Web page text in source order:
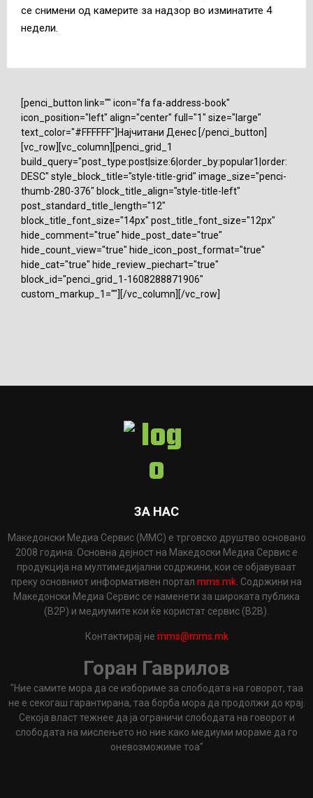
се снимени од камерите за надзор во изминатите 4
недели.
[penci_button link="" icon="fa fa-address-book"
icon_position="left" align="center" full="1" size="large"
text_color="#FFFFFF"]Најчитани Денес [/penci_button]
[vc_row][vc_column][penci_grid_1
build_query="post_type:post|size:6|order_by:popular1|order:
DESC" style_block_title="style-title-grid" image_size="penci-
thumb-280-376" block_title_align="style-title-left"
post_standard_title_length="12"
block_title_font_size="14px" post_title_font_size="12px"
hide_comment="true" hide_post_date="true"
hide_count_view="true" hide_icon_post_format="true"
hide_cat="true" hide_review_piechart="true"
block_id="penci_grid_1-1608288871906"
custom_markup_1=""][/vc_column][/vc_row]
ЗА НАС
Македонски Медиа Сервис (ММС) е трговско друштво основано
2008 година. Основна дејност на Македоски Медиа Сервис е
продукција на мултимедијални содржини, кои се објавуваат
преку основниот информативен портал mms.mk . Содржини на
Македонски Медиа Сервис се наменети за широката публика
(B2P) и медиумите кои ќе користат сервис (B2B).
Контактирај не mms@mms.mk
Горан Гаврилов
"Ние самите мора да се избориме за слободата на говорот, таа
не е секогаш гарантирана, таа борба мора да продолжи до крај.
Секоја власт тежнее да ја ограничи слободата на говорот и
слободата на мислењето но ние како медиуми мораме да го
оневозможиме тоа"